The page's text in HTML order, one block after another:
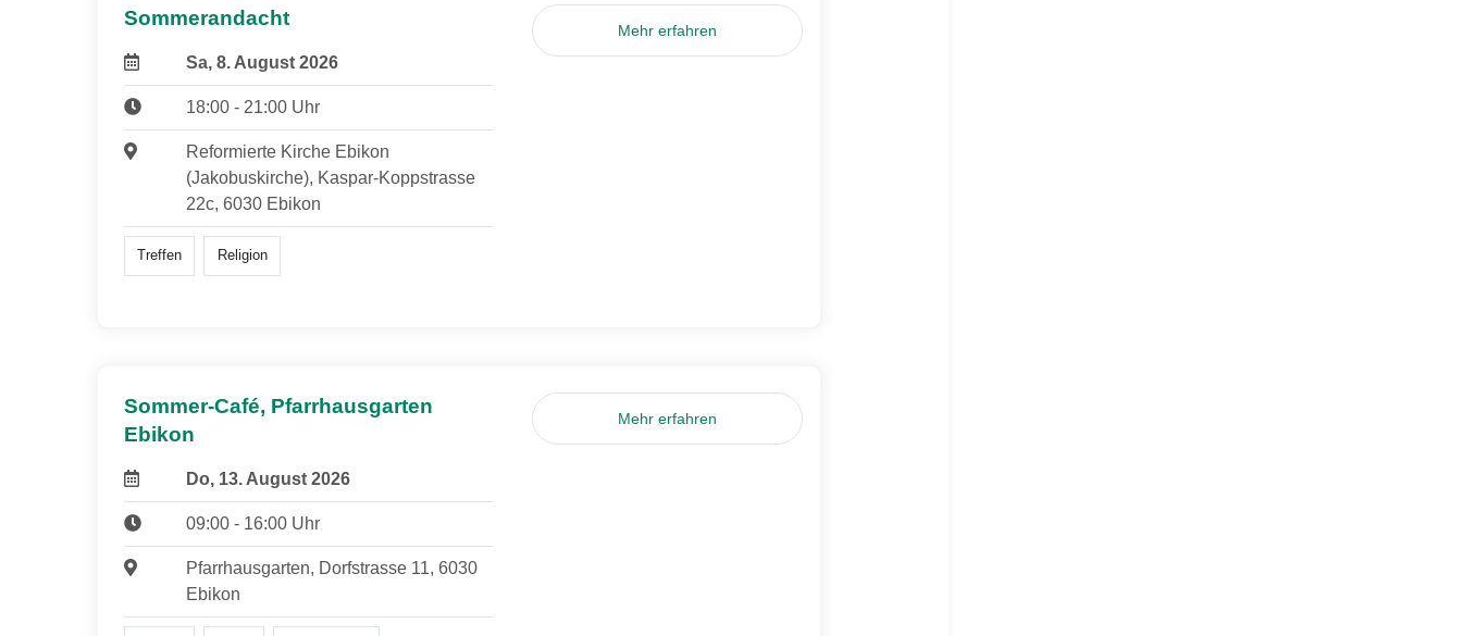
Sommerandacht
Sa, 8. August 2026
18:00 - 21:00 Uhr
Reformierte Kirche Ebikon
(Jakobuskirche), Kaspar-Koppstrasse
22c, 6030 Ebikon
Treffen Religion
Mehr erfahren
Sommer-Café, Pfarrhausgarten
Ebikon
Do, 13. August 2026
09:00 - 16:00 Uhr
Pfarrhausgarten, Dorfstrasse 11, 6030
Ebikon
Mehr erfahren